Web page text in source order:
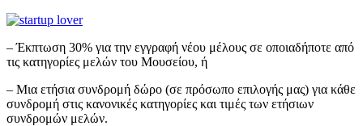
– Έκπτωση 30% για την εγγραφή νέου μέλους σε οποιαδήποτε από
τις κατηγορίες μελών του Μουσείου, ή
– Μια ετήσια συνδρομή δώρο (σε πρόσωπο επιλογής μας) για κάθε
συνδρομή στις κανονικές κατηγορίες και τιμές των ετήσιων
συνδρομών μελών.